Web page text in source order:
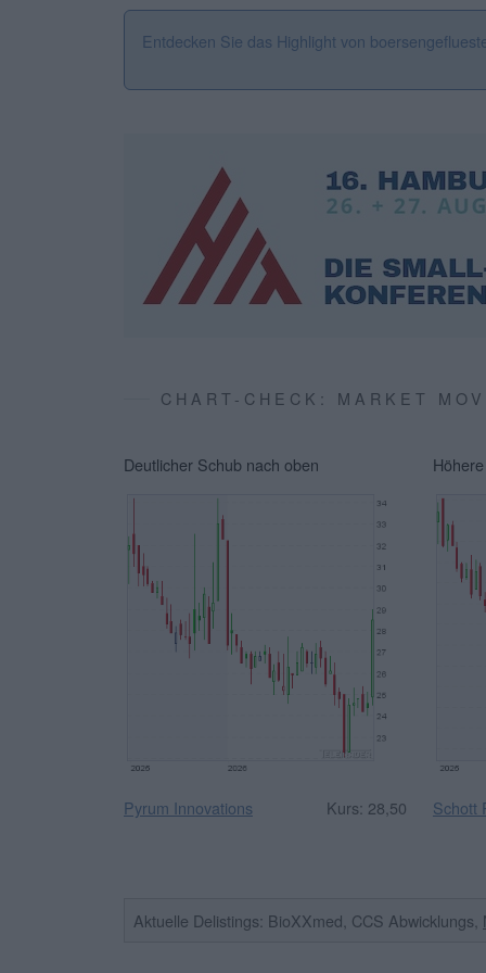
Entdecken Sie das Highlight von
CHART-CHECK: MARKET
Deutlicher Schub nach oben
Pyrum Innovations Kurs: 28,50 Schott
Aktuelle Delistings: BioXXmed, CCS Abwicklungs,